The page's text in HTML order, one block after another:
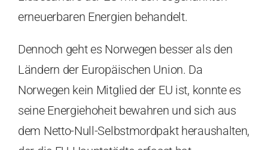
erneuerbaren Energien behandelt.
Dennoch geht es Norwegen besser als den
Ländern der Europäischen Union. Da
Norwegen kein Mitglied der EU ist, konnte es
seine Energiehoheit bewahren und sich aus
dem Netto-Null-Selbstmordpakt heraushalten,